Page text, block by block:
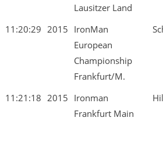
Lausitzer Land
11:20:29 2015 IronMan
European
Championship
Frankfurt/M.
11:21:18 2015 Ironman
Frankfurt Main